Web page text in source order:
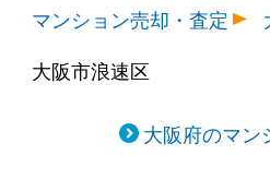
難波中
1,600万円
難波中
1,800万円
4,100万円
マンション売却・査定
大阪市浪速区
大阪府のマン